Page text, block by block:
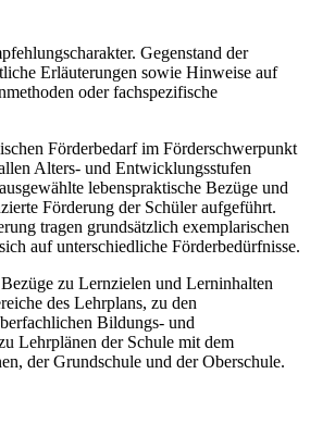
Gegenstand der
Erläuterungen sowie Hinweise auf
oder fachspezifische
Förderbedarf im Förderschwerpunkt
Alters- und Entwicklungsstufen
lebenspraktische Bezüge und
Förderung der Schüler aufgeführt.
tragen grundsätzlich exemplarischen
auf unterschiedliche Förderbedürfnisse.
zu Lernzielen und Lerninhalten
des Lehrplans, zu den
Bildungs- und
Lehrplänen der Schule mit dem
der Grundschule und der Oberschule.